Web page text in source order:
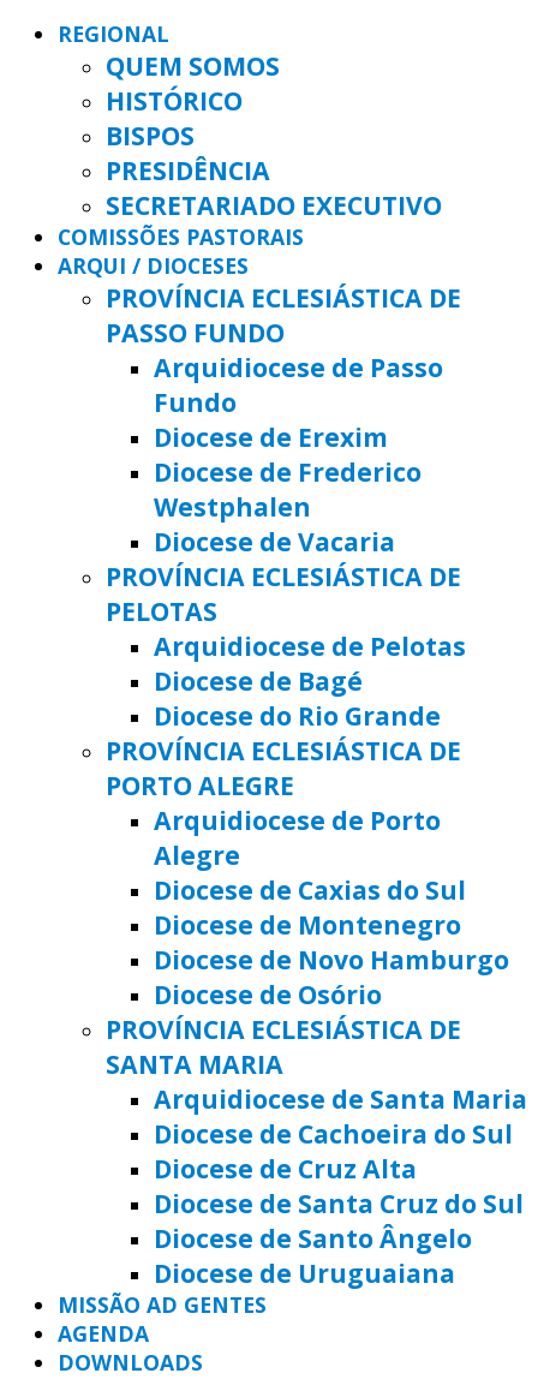
REGIONAL
QUEM SOMOS
HISTÓRICO
BISPOS
PRESIDÊNCIA
SECRETARIADO EXECUTIVO
COMISSÕES PASTORAIS
ARQUI / DIOCESES
PROVÍNCIA ECLESIÁSTICA DE
PASSO FUNDO
Arquidiocese de Passo
Fundo
Diocese de Erexim
Diocese de Frederico
Westphalen
Diocese de Vacaria
PROVÍNCIA ECLESIÁSTICA DE
PELOTAS
Arquidiocese de Pelotas
Diocese de Bagé
Diocese do Rio Grande
PROVÍNCIA ECLESIÁSTICA DE
PORTO ALEGRE
Arquidiocese de Porto
Alegre
Diocese de Caxias do Sul
Diocese de Montenegro
Diocese de Novo Hamburgo
Diocese de Osório
PROVÍNCIA ECLESIÁSTICA DE
SANTA MARIA
Arquidiocese de Santa Maria
Diocese de Cachoeira do Sul
Diocese de Cruz Alta
Diocese de Santa Cruz do Sul
Diocese de Santo Ângelo
Diocese de Uruguaiana
MISSÃO AD GENTES
AGENDA
DOWNLOADS